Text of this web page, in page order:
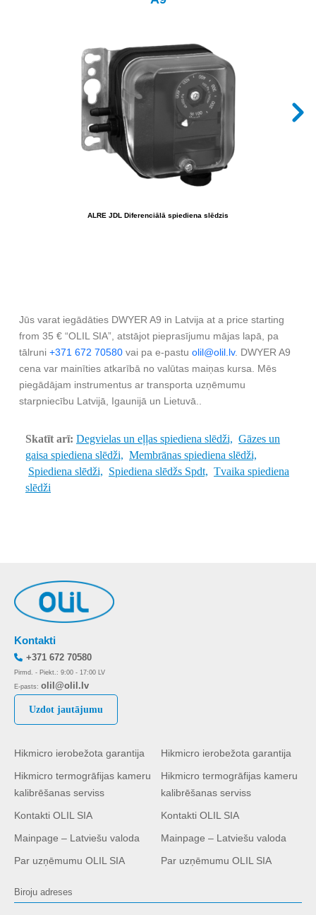
ALRE JDL Diferenciālā spiediena slēdzis
Jūs varat iegādāties DWYER A9 in Latvija at a price starting
from 35 € “OLIL SIA”, atstājot pieprasījumu mājas lapā, pa
tālruni +371 672 70580 vai pa e-pastu olil@olil.lv. DWYER A9
cena var mainīties atkarībā no valūtas maiņas kursa. Mēs
piegādājam instrumentus ar transporta uzņēmumu
starpniecību Latvijā, Igaunijā un Lietuvā..
Skatīt arī: Degvielas un eļļas spiediena slēdži, Gāzes un
gaisa spiediena slēdži, Membrānas spiediena slēdži,
Spiediena slēdži, Spiediena slēdžs Spdt, Tvaika spiediena
slēdži
Hikmicro ierobežota garantija
Hikmicro termogrāfijas kameru
kalibrēšanas serviss
Kontakti OLIL SIA
Mainpage – Latviešu valoda
Par uzņēmumu OLIL SIA
Hikmicro ierobežota garantija
Hikmicro termogrāfijas kameru
kalibrēšanas serviss
Kontakti OLIL SIA
Mainpage – Latviešu valoda
Par uzņēmumu OLIL SIA
Kontakti
+371 672 70580
Pirmd. - Piekt.: 9:00 - 17:00 LV
E-pasts: olil@olil.lv
Uzdot jautājumu
Biroju adreses